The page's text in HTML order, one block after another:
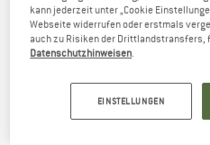
kann jederzeit unter „Cookie
Webseite widerrufen oder erstmals
auch zu Risiken der Drittlandstransfers,
Datenschutzhinweisen.
EINSTELLUNGEN